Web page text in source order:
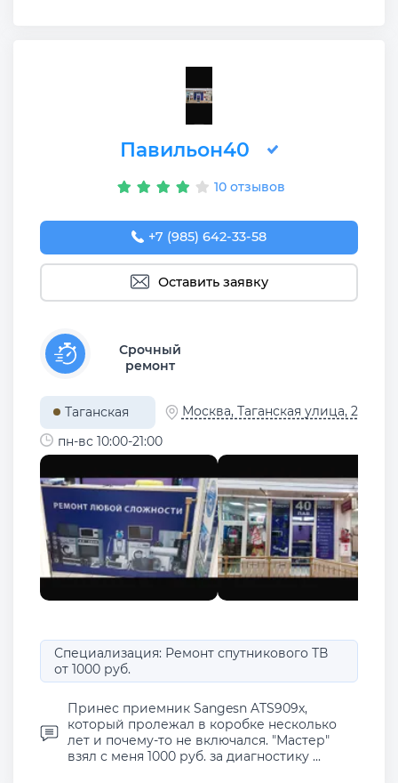
Павильон40
10 отзывов
+7 (985) 642-33-58
Оставить заявку
Срочный
ремонт
Таганская
Москва, Таганская улица, 2
пн-вс 10:00-21:00
Специализация: Ремонт спутникового ТВ
от 1000 руб.
Принес приемник Sangesn ATS909x,
который пролежал в коробке несколько
лет и почему-то не включался. "Мастер"
взял с меня 1000 руб. за диагностику ...